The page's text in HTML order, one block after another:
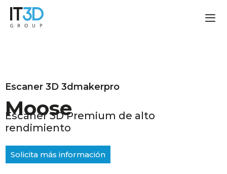
Escaner 3D 3dmakerpro
Moose
Escáner 3D Premium de alto
rendimiento
Solicita más información